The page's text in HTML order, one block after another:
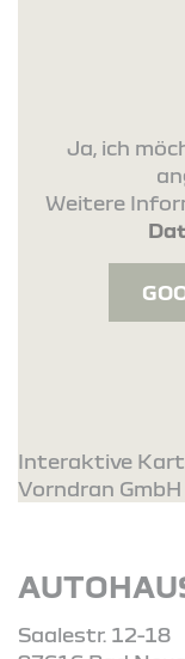
Ja, ich
Weitere
Interaktive
Vorndran
Saalestr. 12-18